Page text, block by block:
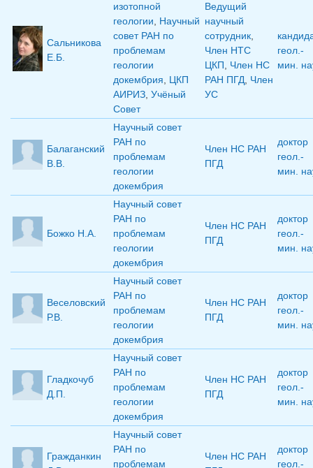
Сальникова
Е.Б.
изотопной
геологии, Научный
совет РАН по
проблемам
геологии
докембрия, ЦКП
АИРИЗ, Учёный
Совет
Ведущий
научный
сотрудник,
Член НТС
ЦКП, Член НС
РАН ПГД, Член
УС
геол.-
мин.
Балаганский
В.В.
Научный совет
РАН по
проблемам
геологии
докембрия
Член НС РАН
ПГД
доктор
геол.-
мин.
Божко Н.А.
Научный совет
РАН по
проблемам
геологии
докембрия
Член НС РАН
ПГД
доктор
геол.-
мин.
Веселовский
Р.В.
Научный совет
РАН по
проблемам
геологии
докембрия
Член НС РАН
ПГД
доктор
геол.-
мин.
Гладкочуб
Д.П.
Научный совет
РАН по
проблемам
геологии
докембрия
Член НС РАН
ПГД
доктор
геол.-
мин.
Гражданкин
Научный совет
РАН по
проблемам
Член НС РАН
доктор
геол.-